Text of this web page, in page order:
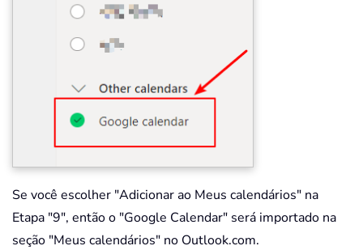
Se você escolher "Adicionar ao Meus calendários" na
Etapa "9", então o "Google Calendar" será importado na
seção "Meus calendários" no Outlook.com.